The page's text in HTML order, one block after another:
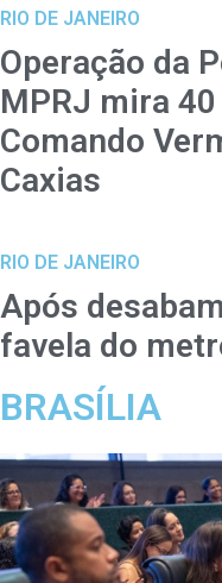
RIO DE JANEIRO
Operação da
MPRJ mira
Comando
Caxias
RIO DE JANEIRO
Após
favela do
BRASÍLIA